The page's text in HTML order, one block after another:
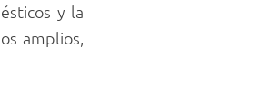
y la
amplios,